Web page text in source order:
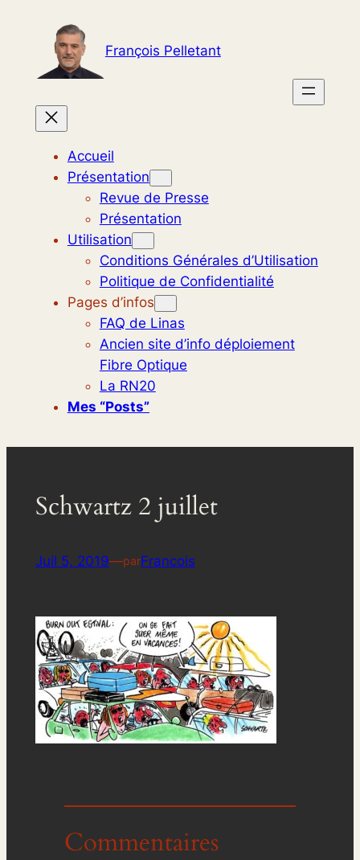
contenu
François Pelletant
Accueil
Présentation
Revue de Presse
Présentation
Utilisation
Conditions Générales d’Utilisation
Politique de Confidentialité
Pages d’infos
FAQ de Linas
Ancien site d’info déploiement
Fibre Optique
La RN20
Mes “posts”
Schwartz 2 juillet
Juil 5, 2019—parFrancois
Commentaires